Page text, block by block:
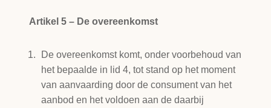
Artikel 5 – De overeenkomst
De overeenkomst komt, onder voorbehoud van
het bepaalde in lid 4, tot stand op het moment
van aanvaarding door de consument van het
aanbod en het voldoen aan de daarbij